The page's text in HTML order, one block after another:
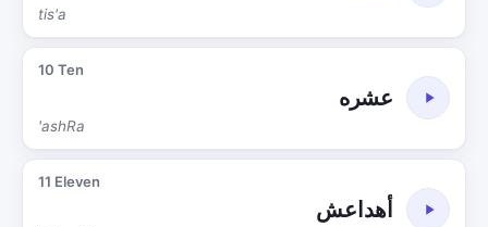
tis'a
10 Ten
عشره
'ashRa
11 Eleven
أهداعش